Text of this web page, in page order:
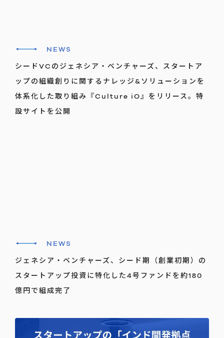
NEWS
シードVCのジェネシア・ベンチャーズ、スタートア
ップの組織創りに関するナレッジ&ソリューションを
体系化した取り組み『Culture iO』をリリース。特
設サイトを公開
NEWS
ジェネシア・ベンチャーズ、シード期（創業初期）の
スタートアップ投資に特化した4号ファンドを約180
億円で組成完了